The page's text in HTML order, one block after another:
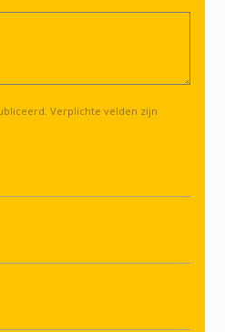
Verplichte velden zijn